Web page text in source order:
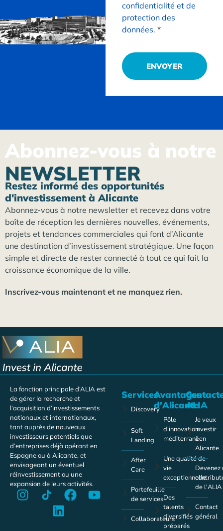
confidentialité et de
protection des
données. *
ENVOYER
Abonnez-vous à notre
NEWSLETTER
Restez informé des opportunités
d'investissement à Alicante
Abonnez-vous à notre newsletter et recevez dans votre
boîte de réception les dernières nouvelles, événements,
projets et tendances commerciales qui font d’Alicante
une destination d’investissement stratégique. Une façon
simple et directe de rester connecté à tout ce qui fait la
croissance économique de la ville.
Inscrivez-vous maintenant et ne manquez rien.
La fonction principale d’ALIA est
de gérer la recherche et
l’acquisition d’investissements
nationaux et internationaux,
tant auprès de nouveaux
investisseurs potentiels que
d’entreprises déjà opérant en
Espagne ou à Alicante, et
envisageant un éventuel
réinvestissement ou une
expansion de leurs activités.
Services
Discovery
Soft
Landing
After
Care
Portefeuille
de services
Collaborateurs
Avantages
d'Alicante
Pôle
d'innovation
méditerranéen
Une qualité de
vie
exceptionnelle
Des
talents
diversifiés
préparés
ALIA
Je veux
investir
à
Alicante
Devenez
de l'ALIA
Contact
général